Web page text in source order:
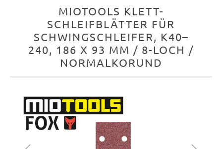
MIOTOOLS KLETT-
SCHLEIFBLÄTTER FÜR
SCHWINGSCHLEIFER, K40–
240, 186 X 93 MM / 8-LOCH /
NORMALKORUND
Bildergalerie überspringen